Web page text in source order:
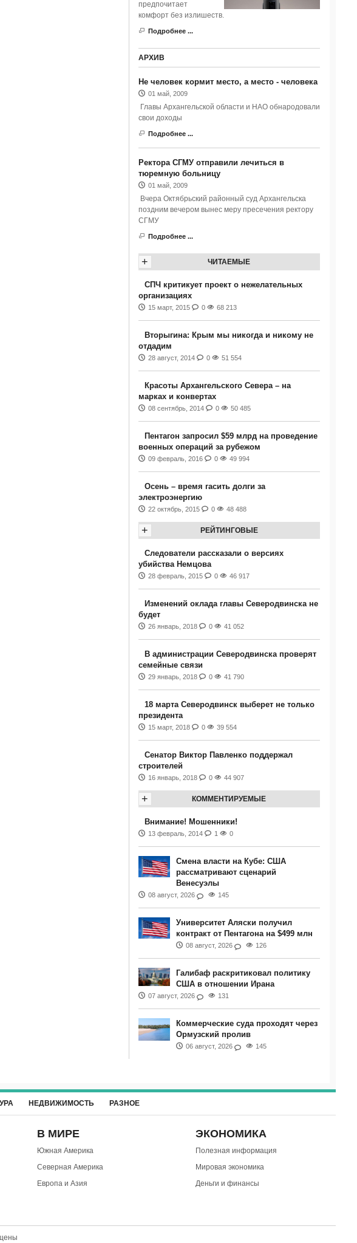
предпочитает
комфорт без излишеств.
Подробнее ...
АРХИВ
Не человек кормит место, а место - человека
01 май, 2009
Главы Архангельской области и НАО обнародовали
свои доходы
Подробнее ...
Ректора СГМУ отправили лечиться в
тюремную больницу
01 май, 2009
Вчера Октябрьский районный суд Архангельска
поздним вечером вынес меру пресечения ректору
СГМУ
Подробнее ...
ЧИТАЕМЫЕ
+
СПЧ критикует проект о нежелательных
организациях
15 март, 2015 0 68 213
Вторыгина: Крым мы никогда и никому не
отдадим
28 август, 2014 0 51 554
Красоты Архангельского Севера – на
марках и конвертах
08 сентябрь, 2014 0 50 485
Пентагон запросил $59 млрд на проведение
военных операций за рубежом
09 февраль, 2016 0 49 994
Осень – время гасить долги за
электроэнергию
22 октябрь, 2015 0 48 488
РЕЙТИНГОВЫЕ
+
Следователи рассказали о версиях
убийства Немцова
28 февраль, 2015 0 46 917
Изменений оклада главы Северодвинска не
будет
26 январь, 2018 0 41 052
В администрации Северодвинска проверят
семейные связи
29 январь, 2018 0 41 790
18 марта Северодвинск выберет не только
президента
15 март, 2018 0 39 554
Сенатор Виктор Павленко поддержал
строителей
16 январь, 2018 0 44 907
КОММЕНТИРУЕМЫЕ
+
Внимание! Мошенники!
13 февраль, 2014 1 0
Смена власти на Кубе: США
рассматривают сценарий
Венесуэлы
08 август, 2026 145
Университет Аляски получил
контракт от Пентагона на $499 млн
08 август, 2026 126
Галибаф раскритиковал политику
США в отношении Ирана
07 август, 2026 131
Коммерческие суда проходят через
Ормузский пролив
06 август, 2026 145
НЕДВИЖИМОСТЬ РАЗНОЕ
В МИРЕ
Южная Америка
Северная Америка
Европа и Азия
ЭКОНОМИКА
Полезная информация
Мировая экономика
Деньги и финансы